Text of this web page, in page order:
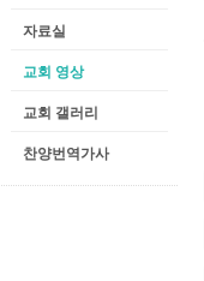
자료실
교회 영상
교회 갤러리
찬양번역가사